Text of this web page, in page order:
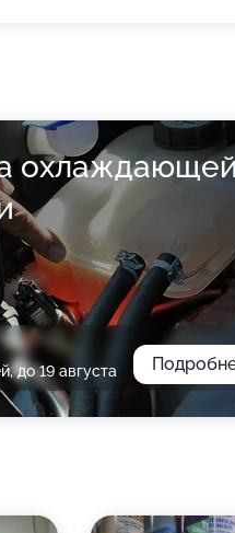
охлаждающей
до 19 августа